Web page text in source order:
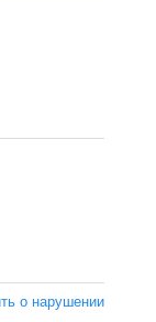
о нарушении